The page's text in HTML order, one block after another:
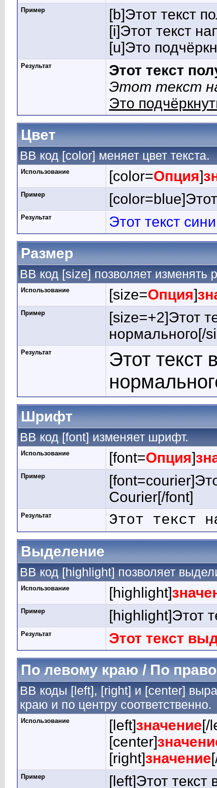
Пример
[b]Этот текст
[i]Этот текст
[u]Это
Результат
Этот текст
Этот текст
Это
Цвет
BB код [color] меняет цвет текста.
Использование [color=Опция]
Пример
Результат
Этот текст
Размер
BB код [size] позволяет изменять
Использование [size=Опция]
Пример
[size=+2]Этот
нормального[/
Результат
Этот текст
Шрифт
BB код [font] изменяет шрифт.
Использование [font=Опция]
Пример
Courier[/font]
Результат Этот текст
Выделение
BB код [highlight] позволяет
Использование [highlight]
Пример [highlight]Этот
Результат
Этот текст
По левому краю / По
BB коды [left], [right] и [center]
краю и по центру соответственно.
Использование [left]значение[/
[center]
[right]значение
Пример [left]Этот